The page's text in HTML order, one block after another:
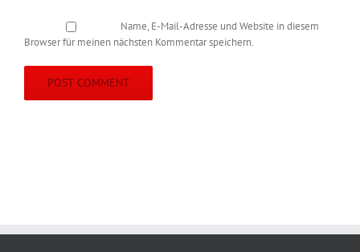
Name, E-Mail-Adresse und Website in diesem
Browser für meinen nächsten Kommentar speichern.